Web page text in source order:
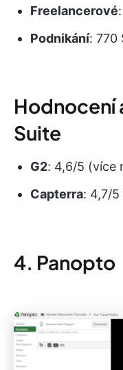
Freelancerové
Podnikání: 770
Hodnocení
Suite
G2: 4,6/5 (více
Capterra: 4,7/5
4. Panopto